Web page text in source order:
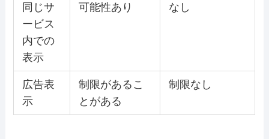
同じサ
ービス
内での
表示
可能性あり なし
広告表
示
制限があるこ
とがある
制限なし